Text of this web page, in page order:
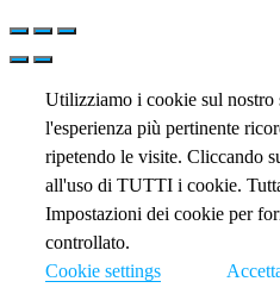
Utilizziamo i cookie sul
l'esperienza più pertinente
ripetendo le visite. Cliccando
all'uso di TUTTI i cookie.
Impostazioni dei cookie per
controllato.
Cookie settings